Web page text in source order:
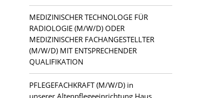
MEDIZINISCHER TECHNOLOGE FÜR
RADIOLOGIE (M/W/D) ODER
MEDIZINISCHER FACHANGESTELLTER
(M/W/D) MIT ENTSPRECHENDER
QUALIFIKATION
PFLEGEFACHKRAFT (M/W/D) in